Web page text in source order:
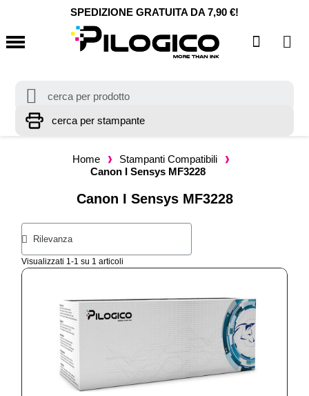
SPEDIZIONE GRATUITA DA 7,90 €!
Home
Stampanti Compatibili
Canon I Sensys MF3228
Canon I Sensys MF3228
Visualizzati 1-1 su 1 articoli